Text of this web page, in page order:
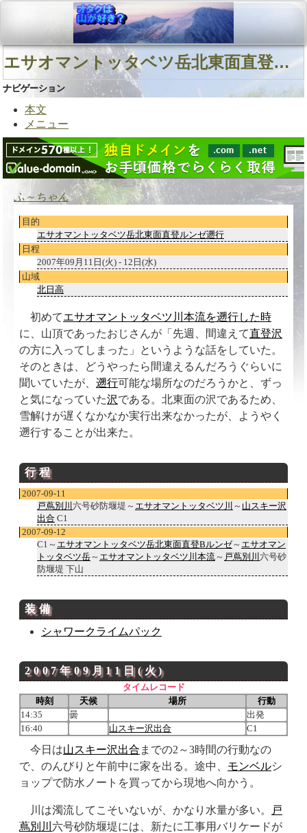
エサオマントッタベツ岳北東面直登ルンゼ
ナビゲーション
本文
メニュー
ふ～ちゃん
目的
エサオマントッタベツ岳北東面直登ルンゼ遡行
日程
2007年09月11日(火) - 12日(水)
山域
北日高
初めてエサオマントッタベツ川本流を遡行した時
に、山頂であったおじさんが「先週、間違えて直登沢
の方に入ってしまった」というような話をしていた。
そのときは、どうやったら間違えるんだろうぐらいに
聞いていたが、 遡行可能な場所なのだろうかと、ずっ
と気になっていた沢である。北東面の沢であるため、
雪解けが遅くなかなか実行出来なかったが、ようやく
遡行することが出来た。
行程
2007-09-11
戸蔦別川 六号砂防堰堤～ エサオマントッタベツ川 ～ 山スキー沢
出合 C1
2007-09-12
C1～ エサオマントッタベツ岳北東面直登Bルンゼ～ エサオマン
トッタベツ岳～ エサオマントッタベツ川本流～ 戸蔦別川 六号砂
防堰堤 下山
装備
シャワークライムパック
2007年09月11日(火)
タイムレコード
時刻
天候 場所
行動
14:35
曇
出発
16:40
山スキー沢出合 C1
今日は山スキー沢出合 までの2～3時間の行動なの
で、のんびりと午前中に家を出る。途中、 モンベルシ
ョップで防水ノートを買ってから現地へ向かう。
川は濁流してこそいないが、かなり水量が多い。
戸
蔦別川 六号砂防堰堤には、新たに工事用バリケードが